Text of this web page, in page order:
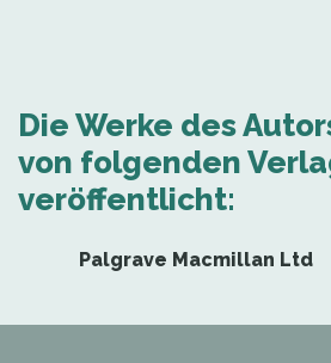
Die Werke des
von folgenden
veröffentlicht:
Palgrave Macmillan Ltd